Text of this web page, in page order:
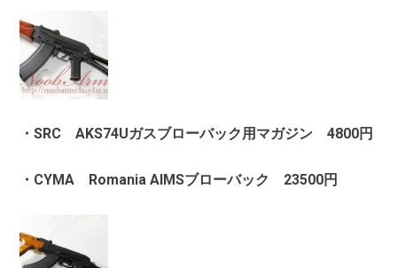
・SRC AKS74Uガスブローバック用マガジン 4800円
・CYMA Romania AIMSブローバック 23500円